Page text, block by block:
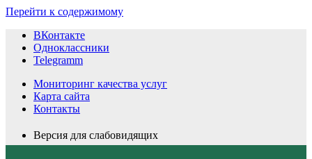
Перейти к содержимому
ВКонтакте
Одноклассники
Telegramm
Мониторинг качества услуг
Карта сайта
Контакты
Версия для слабовидящих